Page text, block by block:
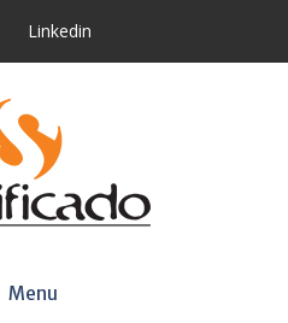
Linkedin
Menu